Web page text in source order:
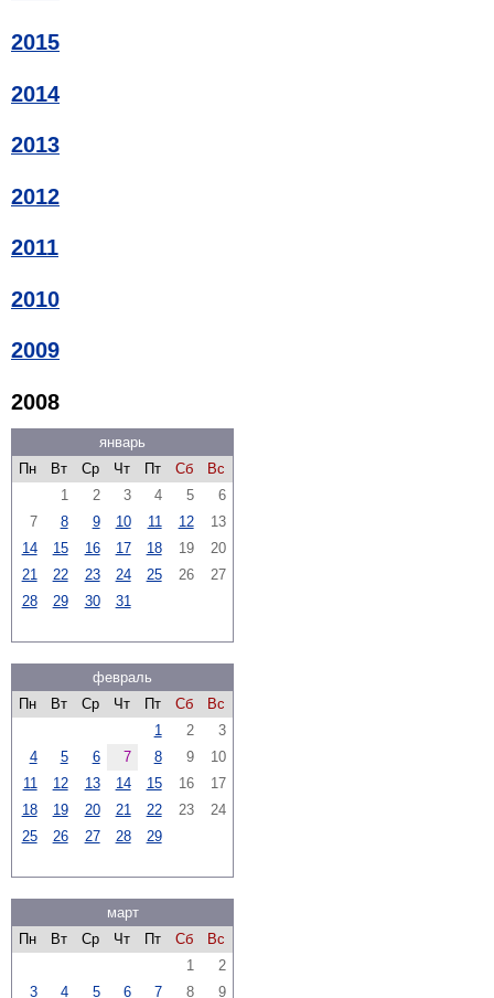
2015
2014
2013
2012
2011
2010
2009
2008
январь
Пн
Вт Ср Чт Пт Сб
Вс
1
2 3 4 5
6
7
8 9 10 11 12
13
14
15 16 17 18 19
20
21
22 23 24 25 26
27
28
29 30 31
февраль
Пн
Вт Ср Чт Пт Сб
Вс
1
2
3
4
5 6 7 8 9
10
11
12 13 14 15 16
17
18
19 20 21 22 23
24
25
26 27 28 29
март
Пн
Вт Ср Чт Пт Сб
Вс
1
2
3
4 5 6 7 8 9